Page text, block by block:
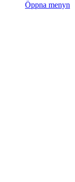
Öppna menyn